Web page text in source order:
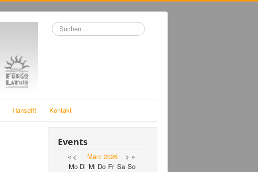
Suchen
...
Hansefit Kontakt
Events
« < März 2026 > »
Mo Di Mi Do Fr Sa So